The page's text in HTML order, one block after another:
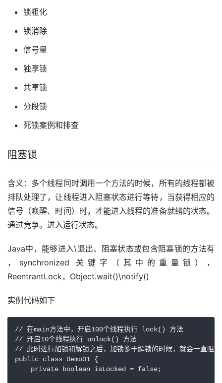
锁粗化
锁消除
信号量
独享锁
共享锁
分段锁
死锁案例和排查
阻塞锁
含义：多个线程同时调用一个方法的时候，所有的线程都被
排队处理了，让线程进入阻塞状态进行等待，当获得相应的
信号（唤醒、时间）时，才能进入线程的准备就绪的状态。
通过竞争。进入运行状态。
Java中，能够进入\退出、阻塞状态或包含阻塞锁的方法有
，synchronized 关键字（其中的重量锁），
ReentrantLock，Object.wait()\notify()
实例代码如下
// 在main方法中，开启100个线程执行 lock() 方法
// 开启10个线程执行 unlock() 方法
// 此时进行加锁和解锁之后，加锁多于解锁的时候，就会一直阻
public class Demo01 {
    private boolean isLocked = false;